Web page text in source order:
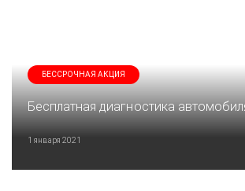
БЕССРОЧНАЯ АКЦИЯ
Бесплатная диагностика
1 января 2021